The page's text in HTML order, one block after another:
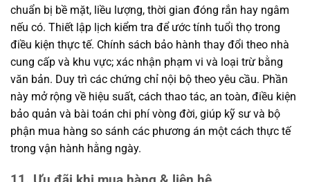
chuẩn bị bề mặt, liều lượng, thời gian đóng rắn hay ngâm
nếu có. Thiết lập lịch kiểm tra để ước tính tuổi thọ trong
điều kiện thực tế. Chính sách bảo hành thay đổi theo nhà
cung cấp và khu vực; xác nhận phạm vi và loại trừ bằng
văn bản. Duy trì các chứng chỉ nội bộ theo yêu cầu. Phần
này mở rộng về hiệu suất, cách thao tác, an toàn, điều kiện
bảo quản và bài toán chi phí vòng đời, giúp kỹ sư và bộ
phận mua hàng so sánh các phương án một cách thực tế
trong vận hành hằng ngày.